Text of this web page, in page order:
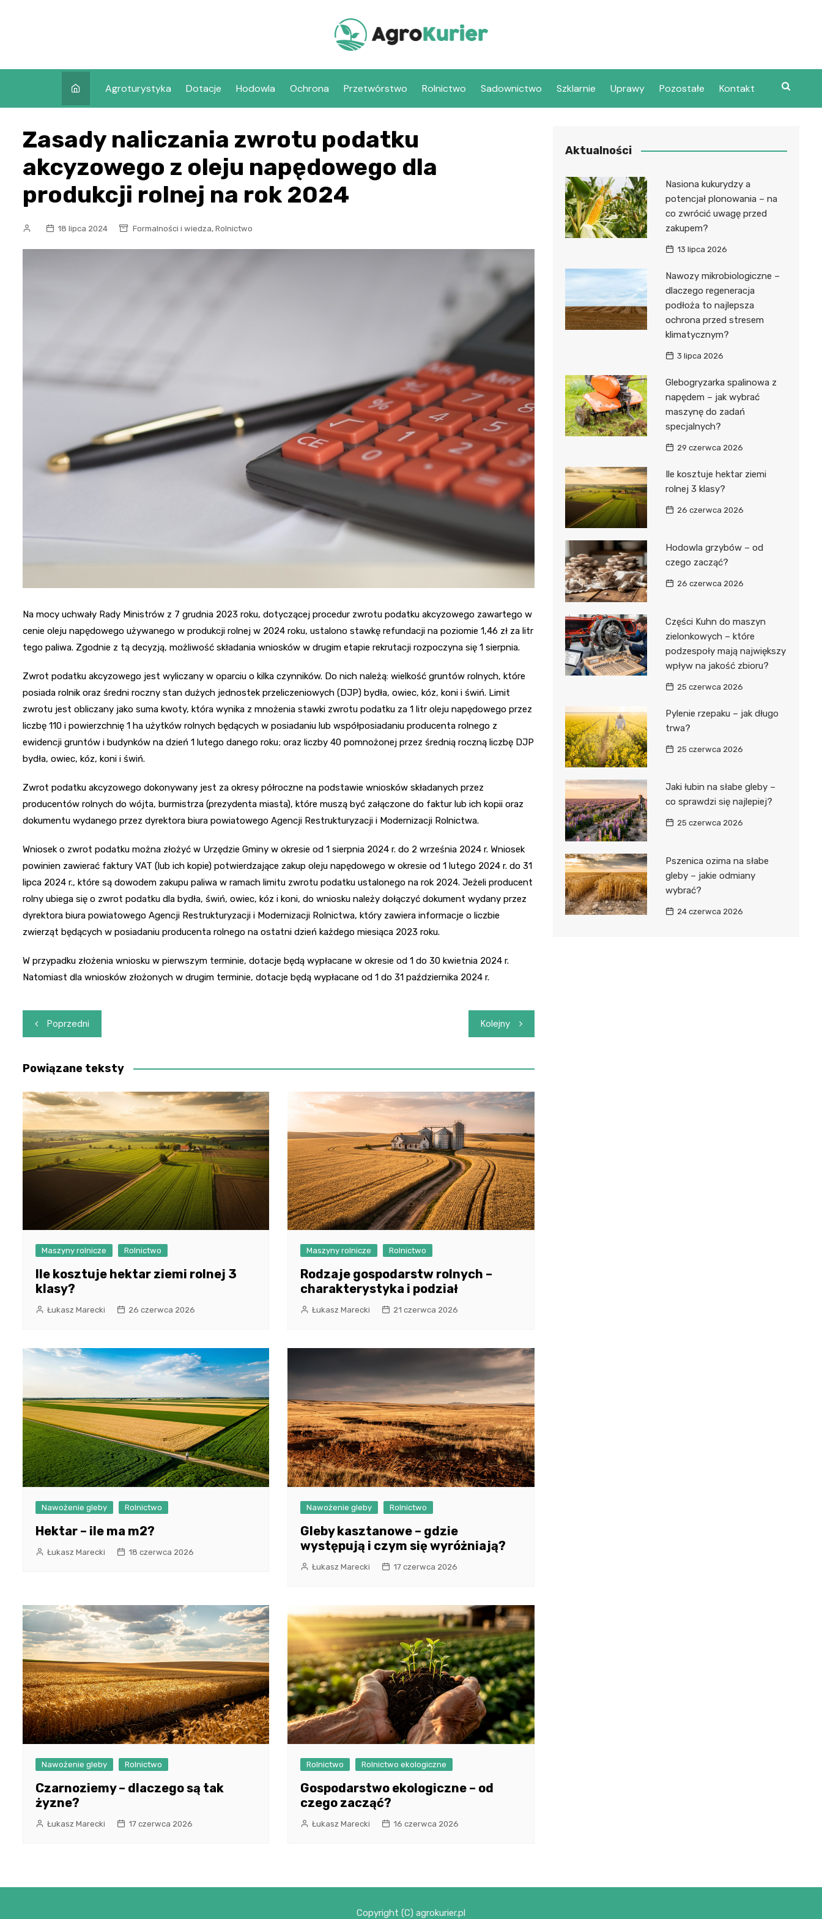
Agroturystyka Dotacje Hodowla Ochrona Przetwórstwo Rolnictwo Sadownictwo Szklarnie Uprawy Pozostałe Kontakt
Zasady naliczania zwrotu podatku
akcyzowego z oleju napędowego dla
produkcji rolnej na rok 2024
18 lipca 2024 Formalności i wiedza, Rolnictwo
Na mocy uchwały Rady Ministrów z 7 grudnia 2023 roku, dotyczącej procedur zwrotu podatku akcyzowego zawartego w
cenie oleju napędowego używanego w produkcji rolnej w 2024 roku, ustalono stawkę refundacji na poziomie 1,46 zł za litr
tego paliwa. Zgodnie z tą decyzją, możliwość składania wniosków w drugim etapie rekrutacji rozpoczyna się 1 sierpnia.
Zwrot podatku akcyzowego jest wyliczany w oparciu o kilka czynników. Do nich należą: wielkość gruntów rolnych, które
posiada rolnik oraz średni roczny stan dużych jednostek przeliczeniowych (DJP) bydła, owiec, kóz, koni i świń. Limit
zwrotu jest obliczany jako suma kwoty, która wynika z mnożenia stawki zwrotu podatku za 1 litr oleju napędowego przez
liczbę 110 i powierzchnię 1 ha użytków rolnych będących w posiadaniu lub współposiadaniu producenta rolnego z
ewidencji gruntów i budynków na dzień 1 lutego danego roku; oraz liczby 40 pomnożonej przez średnią roczną liczbę DJP
bydła, owiec, kóz, koni i świń.
Zwrot podatku akcyzowego dokonywany jest za okresy półroczne na podstawie wniosków składanych przez
producentów rolnych do wójta, burmistrza (prezydenta miasta), które muszą być załączone do faktur lub ich kopii oraz
dokumentu wydanego przez dyrektora biura powiatowego Agencji Restrukturyzacji i Modernizacji Rolnictwa.
Wniosek o zwrot podatku można złożyć w Urzędzie Gminy w okresie od 1 sierpnia 2024 r. do 2 września 2024 r. Wniosek
powinien zawierać faktury VAT (lub ich kopie) potwierdzające zakup oleju napędowego w okresie od 1 lutego 2024 r. do 31
lipca 2024 r., które są dowodem zakupu paliwa w ramach limitu zwrotu podatku ustalonego na rok 2024. Jeżeli producent
rolny ubiega się o zwrot podatku dla bydła, świń, owiec, kóz i koni, do wniosku należy dołączyć dokument wydany przez
dyrektora biura powiatowego Agencji Restrukturyzacji i Modernizacji Rolnictwa, który zawiera informacje o liczbie
zwierząt będących w posiadaniu producenta rolnego na ostatni dzień każdego miesiąca 2023 roku.
W przypadku złożenia wniosku w pierwszym terminie, dotacje będą wypłacane w okresie od 1 do 30 kwietnia 2024 r.
Natomiast dla wniosków złożonych w drugim terminie, dotacje będą wypłacane od 1 do 31 października 2024 r.
Nawigacja
wpisu
Poprzedni Kolejny
Powiązane teksty
Maszyny rolnicze Rolnictwo
Ile kosztuje hektar ziemi rolnej 3
klasy?
Łukasz Marecki 26 czerwca 2026
Maszyny rolnicze Rolnictwo
Rodzaje gospodarstw rolnych –
charakterystyka i podział
Łukasz Marecki 21 czerwca 2026
Nawożenie gleby Rolnictwo
Hektar – ile ma m2?
Łukasz Marecki 18 czerwca 2026
Nawożenie gleby Rolnictwo
Gleby kasztanowe – gdzie
występują i czym się wyróżniają?
Łukasz Marecki 17 czerwca 2026
Nawożenie gleby Rolnictwo
Czarnoziemy – dlaczego są tak
żyzne?
Łukasz Marecki 17 czerwca 2026
Rolnictwo Rolnictwo ekologiczne
Gospodarstwo ekologiczne – od
czego zacząć?
Łukasz Marecki 16 czerwca 2026
Aktualności
Nasiona kukurydzy a
potencjał plonowania – na
co zwrócić uwagę przed
zakupem?
13 lipca 2026
Nawozy mikrobiologiczne –
dlaczego regeneracja
podłoża to najlepsza
ochrona przed stresem
klimatycznym?
3 lipca 2026
Glebogryzarka spalinowa z
napędem – jak wybrać
maszynę do zadań
specjalnych?
29 czerwca 2026
Ile kosztuje hektar ziemi
rolnej 3 klasy?
26 czerwca 2026
Hodowla grzybów – od
czego zacząć?
26 czerwca 2026
Części Kuhn do maszyn
zielonkowych – które
podzespoły mają największy
wpływ na jakość zbioru?
25 czerwca 2026
Pylenie rzepaku – jak długo
trwa?
25 czerwca 2026
Jaki łubin na słabe gleby –
co sprawdzi się najlepiej?
25 czerwca 2026
Pszenica ozima na słabe
gleby – jakie odmiany
wybrać?
24 czerwca 2026
Copyright (C) agrokurier.pl